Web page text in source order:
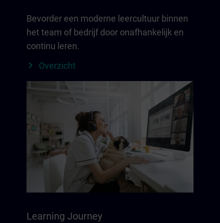
Bevorder een moderne leercultuur binnen
het team of bedrijf door onafhankelijk en
continu leren.
Overzicht
Learning Journey